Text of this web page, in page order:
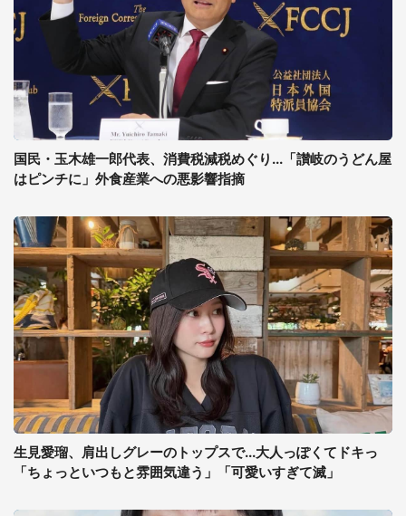
国民・玉木雄一郎代表、消費税減税めぐり...「讃岐のうどん屋
はピンチに」外食産業への悪影響指摘
生見愛瑠、肩出しグレーのトップスで...大人っぽくてドキっ
「ちょっといつもと雰囲気違う」「可愛いすぎて滅」